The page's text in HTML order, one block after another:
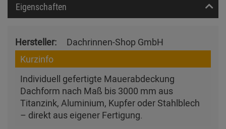
Eigenschaften
Hersteller:
Dachrinnen-Shop GmbH
Kurzinfo
Individuell gefertigte Mauerabdeckung
Dachform nach Maß bis 3000 mm aus
Titanzink, Aluminium, Kupfer oder Stahlblech
– direkt aus eigener Fertigung.